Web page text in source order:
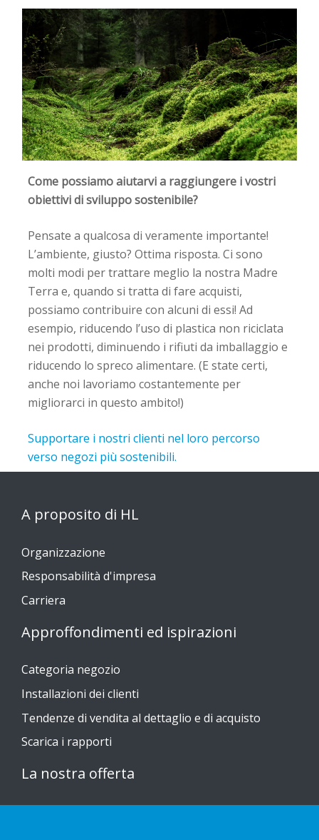
Come possiamo aiutarvi a raggiungere i vostri
obiettivi di sviluppo sostenibile?
Pensate a qualcosa di veramente importante!
L’ambiente, giusto? Ottima risposta. Ci sono
molti modi per trattare meglio la nostra Madre
Terra e, quando si tratta di fare acquisti,
possiamo contribuire con alcuni di essi! Ad
esempio, riducendo l’uso di plastica non riciclata
nei prodotti, diminuendo i rifiuti da imballaggio e
riducendo lo spreco alimentare. (E state certi,
anche noi lavoriamo costantemente per
migliorarci in questo ambito!)
Supportare i nostri clienti nel loro percorso
verso negozi più sostenibili.
A proposito di HL
Organizzazione
Responsabilità d'impresa
Carriera
Approffondimenti ed ispirazioni
Categoria negozio
Installazioni dei clienti
Tendenze di vendita al dettaglio e di acquisto
Scarica i rapporti
La nostra offerta